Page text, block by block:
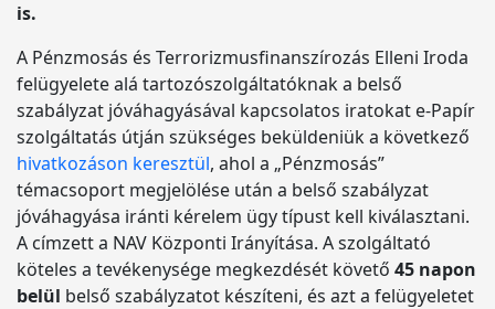
is.
A Pénzmosás és Terrorizmusfinanszírozás Elleni Iroda
felügyelete alá tartozószolgáltatóknak a belső
szabályzat jóváhagyásával kapcsolatos iratokat e-Papír
szolgáltatás útján szükséges beküldeniük a következő
hivatkozáson keresztül, ahol a „Pénzmosás”
témacsoport megjelölése után a belső szabályzat
jóváhagyása iránti kérelem ügy típust kell kiválasztani.
A címzett a NAV Központi Irányítása. A szolgáltató
köteles a tevékenysége megkezdését követő 45 napon
belül belső szabályzatot készíteni, és azt a felügyeletet